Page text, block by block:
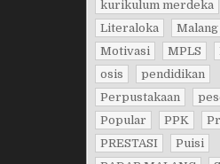
kurikulum merdeka
Literaloka
Malang
Motivasi
MPLS
osis
pendidikan
Perpustakaan
Popular
PPK
PRESTASI
Puisi